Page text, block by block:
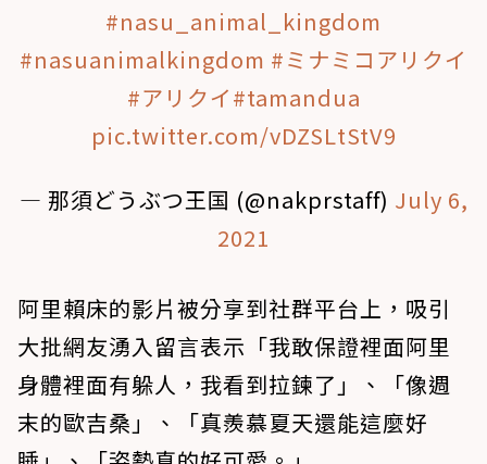
#nasu_animal_kingdom
#nasuanimalkingdom #ミナミコアリクイ
#アリクイ#tamandua
pic.twitter.com/vDZSLtStV9
— 那須どうぶつ王国 (@nakprstaff) July 6,
2021
阿里賴床的影片被分享到社群平台上，吸引
大批網友湧入留言表示「我敢保證裡面阿里
身體裡面有躲人，我看到拉鍊了」、「像週
末的歐吉桑」、「真羨慕夏天還能這麼好